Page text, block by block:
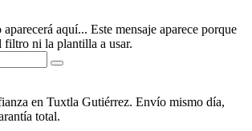
aquí... Este mensaje aparece porque
ni la plantilla a usar.
en Tuxtla Gutiérrez. Envío mismo día,
total.